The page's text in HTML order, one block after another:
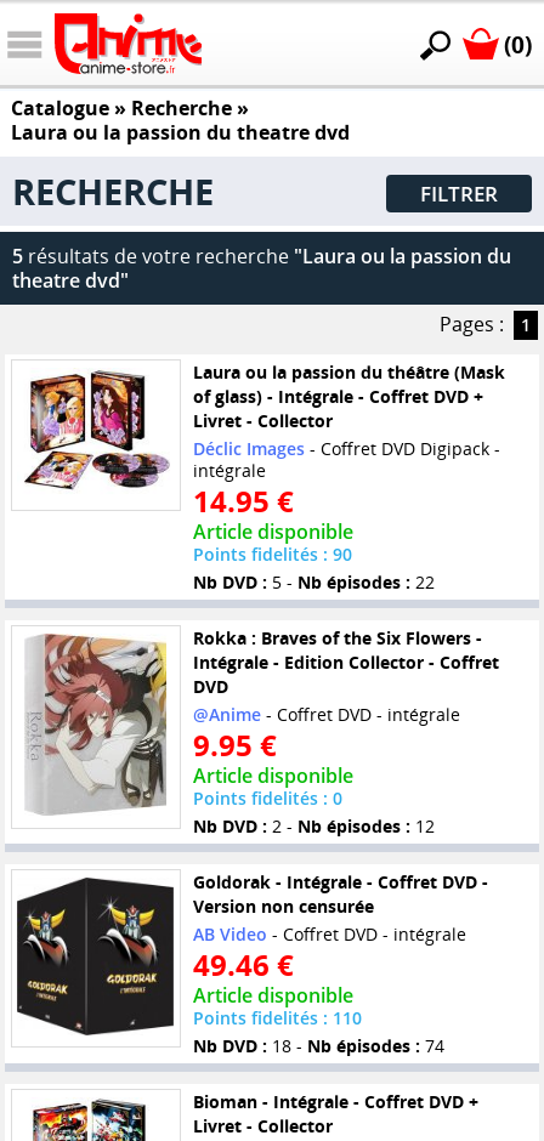
(0)
Catalogue» Recherche »
Laura ou la passion du theatre dvd
RECHERCHE FILTRER
5 résultats de votre recherche "Laura ou la passion du
theatre dvd"
Pages :
1
Laura ou la passion du théâtre (Mask
of glass) - Intégrale - Coffret DVD +
Livret - Collector
Déclic Images- Coffret DVD Digipack -
intégrale
14.95 €
Article disponible
Points fidelités : 90
Nb DVD : 5 - Nb épisodes : 22
Rokka : Braves of the Six Flowers -
Intégrale - Edition Collector - Coffret
DVD
@Anime- Coffret DVD - intégrale
9.95 €
Article disponible
Points fidelités : 0
Nb DVD : 2 - Nb épisodes : 12
Goldorak - Intégrale - Coffret DVD -
Version non censurée
AB Video - Coffret DVD - intégrale
49.46 €
Article disponible
Points fidelités : 110
Nb DVD : 18 - Nb épisodes : 74
Bioman - Intégrale - Coffret DVD +
Livret - Collector